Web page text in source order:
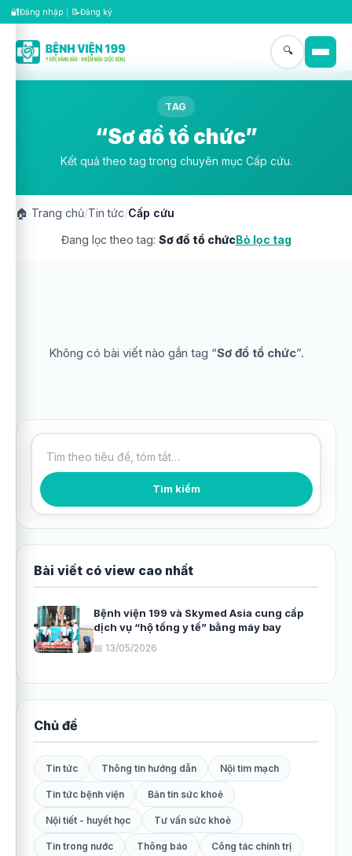
🔐Đăng nhập 📝Đăng ký
🔍
TAG
“Sơ đồ tổ chức”
Kết quả theo tag trong chuyên mục Cấp cứu.
🏠 Trang chủ/Tin tức/Cấp cứu
Đang lọc theo tag: Sơ đồ tổ chứcBỏ lọc tag
Không có bài viết nào gắn tag “Sơ đồ tổ chức”.
Tìm kiếm bài viết Tìm kiếm
Bài viết có view cao nhất
Bệnh viện 199 và Skymed Asia cung cấp
dịch vụ “hộ tống y tế” bằng máy bay
📅 13/05/2026
Chủ đề
Tin tức Thông tin hướng dẫn Nội tim mạch
Tin tức bệnh viện Bản tin sức khoẻ
Nội tiết - huyết học Tư vấn sức khoẻ
Tin trong nước Thông báo Công tác chính trị